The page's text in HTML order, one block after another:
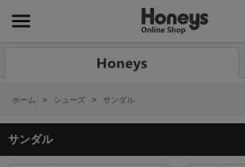
ホーム > シューズ > サンダル
サンダル